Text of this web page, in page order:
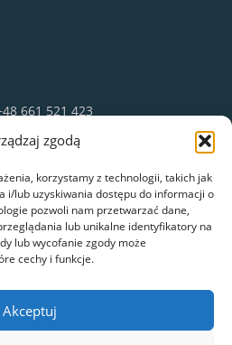
zgodą
korzystamy z technologii, takich jak
i/lub uzyskiwania dostępu do informacji o
pozwoli nam przetwarzać dane,
lub unikalne identyfikatory na
lub wycofanie zgody może
cechy i funkcje.
Akceptuj
661 521 423
003 711